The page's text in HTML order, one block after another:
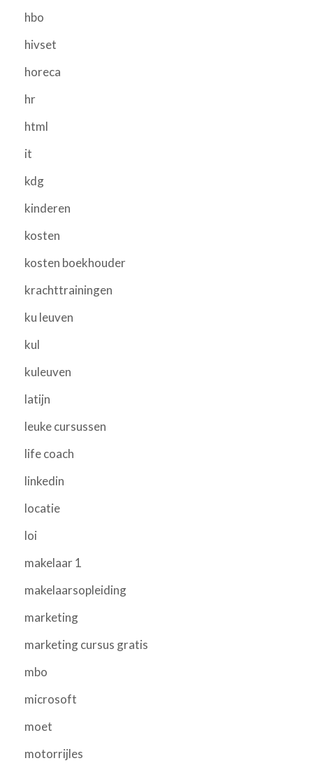
hbo
hivset
horeca
hr
html
it
kdg
kinderen
kosten
kosten boekhouder
krachttrainingen
ku leuven
kul
kuleuven
latijn
leuke cursussen
life coach
linkedin
locatie
loi
makelaar 1
makelaarsopleiding
marketing
marketing cursus gratis
mbo
microsoft
moet
motorrijles